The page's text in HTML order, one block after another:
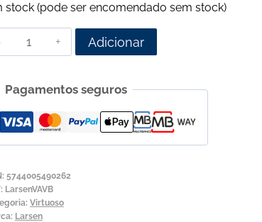
stock (pode ser encomendado sem stock)
Quantidade
de
de
Cordas
para
de
Arco
Larsen
Adicionar
Pagamentos seguros
5744005490262
LarsenVAVB
Virtuoso
Larsen